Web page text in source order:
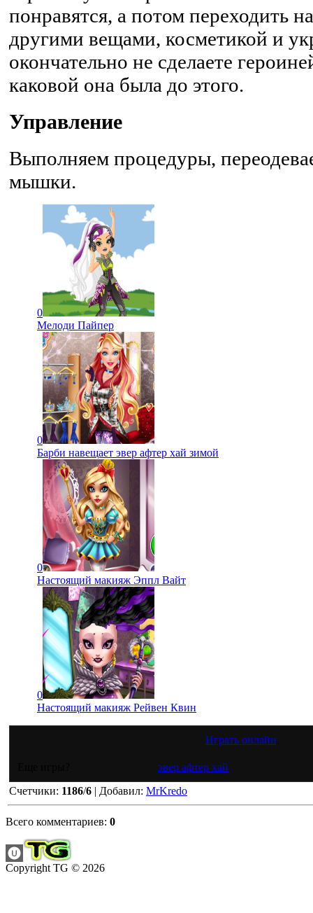
понравятся, а потом переходить
другими вещами, косметикой и
окончательно не сделаете
каковой она была до этого.
Управление
Выполняем процедуры,
мышки.
0
Мелоди Пайпер
0
Барби навещает эвер афтер хай зимой
0
Настоящий макияж Эппл Вайт
0
Настоящий макияж Рейвен Квин
Играть онлайн
эвер афтер хай
Счетчики: 1186/6 | Добавил: MrKredo
Всего комментариев: 0
Copyright TG © 2026